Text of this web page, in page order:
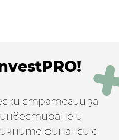
стратегии за
и
финанси с